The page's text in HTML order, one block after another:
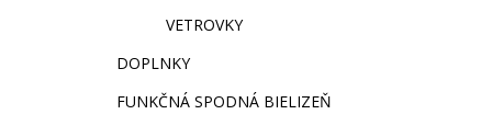
VETROVKY
DOPLNKY
FUNKČNÁ SPODNÁ BIELIZEŇ